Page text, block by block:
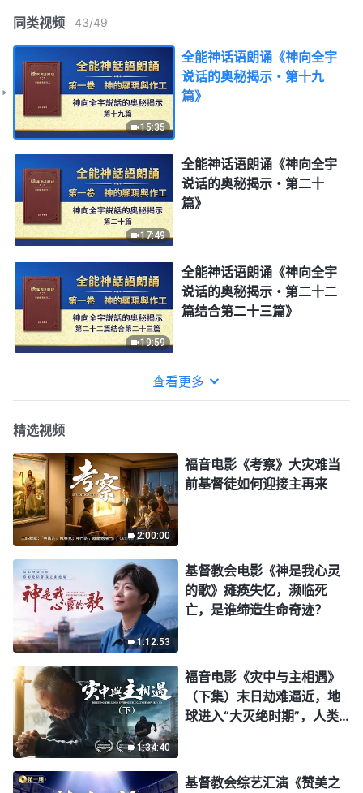
同类视频 43/49
15:35
全能神话语朗诵《神向全宇
说话的奥秘揭示・第十九
篇》
17:49
全能神话语朗诵《神向全宇
说话的奥秘揭示・第二十
篇》
19:59
全能神话语朗诵《神向全宇
说话的奥秘揭示・第二十二
篇结合第二十三篇》
查看更多
精选视频
2:00:00
福音电影《考察》大灾难当
前基督徒如何迎接主再来
1:12:53
基督教会电影《神是我心灵
的歌》瘫痪失忆，濒临死
亡，是谁缔造生命奇迹？
1:34:40
福音电影《灾中与主相遇》
（下集）末日劫难逼近，地
球进入“大灭绝时期”，人类
基督教会综艺汇演《赞美之